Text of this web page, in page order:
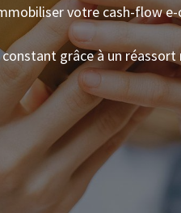
votre cash-flow
grâce à un